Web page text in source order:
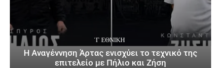
΄Γ ΕΘΝΙΚΉ
Η Αναγέννηση Άρτας ενισχύει το τεχνικό της
επιτελείο με Πήλιο και Ζήση